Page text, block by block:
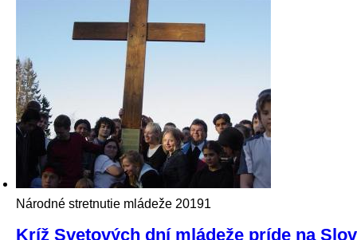
Národné stretnutie mládeže 20191
Kríž Svetových dní mládeže príde na